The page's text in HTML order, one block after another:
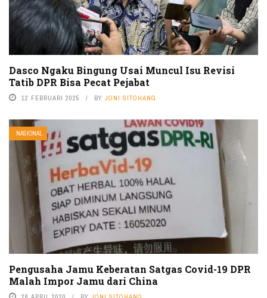
Dasco Ngaku Bingung Usai Muncul Isu Revisi
Tatib DPR Bisa Pecat Pejabat
12 FEBRUARI 2025 BY JONI SITOHANG
NASIONAL
Pengusaha Jamu Keberatan Satgas Covid-19 DPR
Malah Impor Jamu dari China